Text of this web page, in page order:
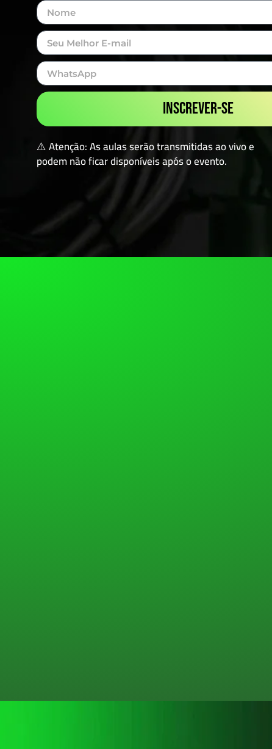
INSCREVER-SE
⚠️ Atenção: As aulas serão transmitidas ao vivo e
podem não ficar disponíveis após o evento.